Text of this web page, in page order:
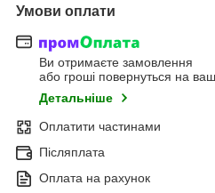
Умови оплати
Ви отримаєте замовлення
або гроші повернуться на
Детальніше
Оплатити частинами
Післяплата
Оплата на рахунок